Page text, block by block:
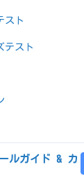
スト
テスト
ルガイド & カ